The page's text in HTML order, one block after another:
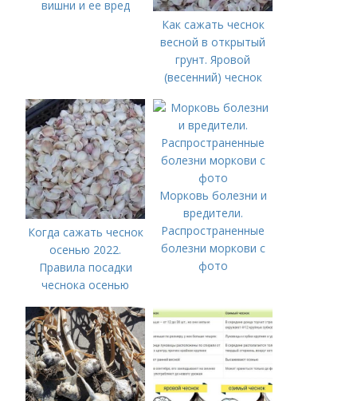
вишни и ее вред
Как сажать чеснок
весной в открытый
грунт. Яровой
(весенний) чеснок
Когда сажать чеснок
осенью 2022.
Правила посадки
чеснока осенью
Морковь болезни и
вредители.
Распространенные
болезни моркови с
фото